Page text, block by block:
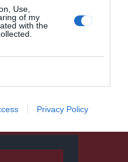
Use,
of my
with the
Privacy Policy